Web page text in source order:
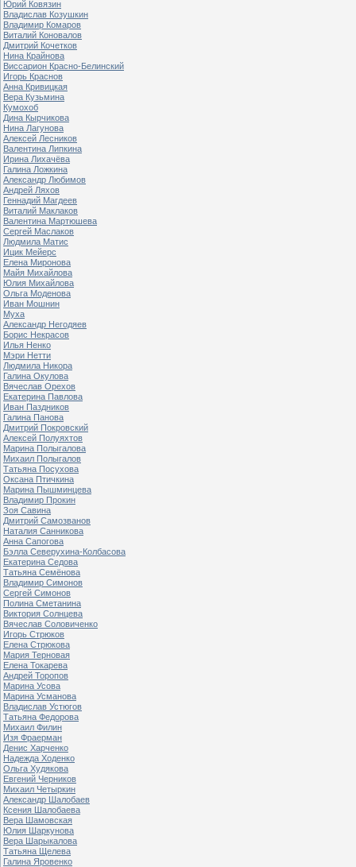
Юрий Ковязин
Владислав Козушкин
Владимир Комаров
Виталий Коновалов
Дмитрий Кочетков
Нина Крайнова
Виссарион Красно-Белинский
Игорь Краснов
Анна Кривицкая
Вера Кузьмина
Кумохоб
Дина Кырчикова
Нина Лагунова
Алексей Лесников
Валентина Липкина
Ирина Лихачёва
Галина Ложкина
Александр Любимов
Андрей Ляхов
Геннадий Магдеев
Виталий Маклаков
Валентина Мартюшева
Сергей Маслаков
Людмила Матис
Ицик Мейерс
Елена Миронова
Майя Михайлова
Юлия Михайлова
Ольга Моденова
Иван Мошнин
Муха
Александр Негодяев
Борис Некрасов
Илья Ненко
Мэри Нетти
Людмила Никора
Галина Окулова
Вячеслав Орехов
Екатерина Павлова
Иван Паздников
Галина Панова
Дмитрий Покровский
Алексей Полуяхтов
Марина Полыгалова
Михаил Полыгалов
Татьяна Посухова
Оксана Птичкина
Марина Пышминцева
Владимир Прокин
Зоя Савина
Дмитрий Самозванов
Наталия Санникова
Анна Сапогова
Бэлла Северухина-Колбасова
Екатерина Седова
Татьяна Семёнова
Владимир Симонов
Сергей Симонов
Полина Сметанина
Виктория Солнцева
Вячеслав Соловиченко
Игорь Стрюков
Елена Стрюкова
Мария Терновая
Елена Токарева
Андрей Торопов
Марина Усова
Марина Усманова
Владислав Устюгов
Татьяна Федорова
Михаил Филин
Изя Фраерман
Денис Харченко
Надежда Ходенко
Ольга Худякова
Евгений Черников
Михаил Четыркин
Александр Шалобаев
Ксения Шалобаева
Вера Шамовская
Юлия Шаркунова
Вера Шарыкалова
Татьяна Щелева
Галина Яровенко